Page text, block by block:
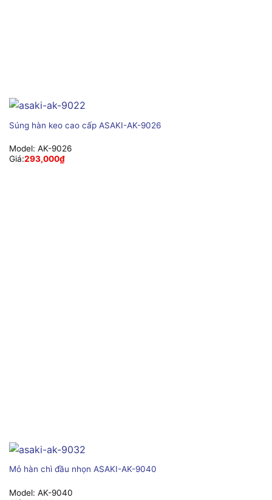
Súng hàn keo cao cấp ASAKI-AK-9026
Model: AK-9026
Giá:293,000₫
Mỏ hàn chì đầu nhọn ASAKI-AK-9040
Model: AK-9040